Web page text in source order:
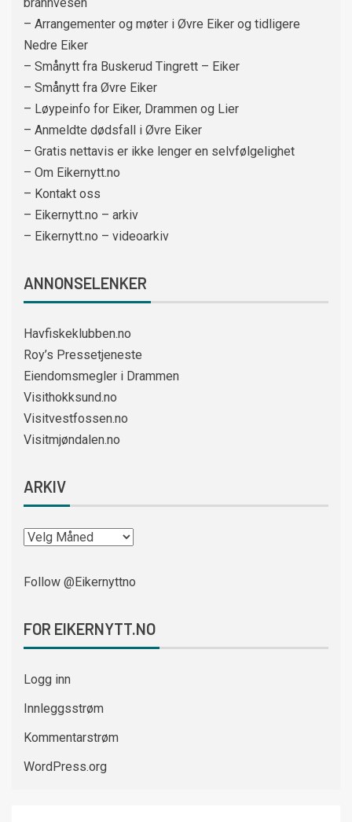
– Arrangementer og møter i Øvre Eiker og tidligere
Nedre Eiker
– Smånytt fra Buskerud Tingrett – Eiker
– Smånytt fra Øvre Eiker
– Løypeinfo for Eiker, Drammen og Lier
– Anmeldte dødsfall i Øvre Eiker
– Gratis nettavis er ikke lenger en selvfølgelighet
– Om Eikernytt.no
– Kontakt oss
– Eikernytt.no – arkiv
– Eikernytt.no – videoarkiv
ANNONSELENKER
Havfiskeklubben.no
Roy’s Pressetjeneste
Eiendomsmegler i Drammen
Visithokksund.no
Visitvestfossen.no
Visitmjøndalen.no
ARKIV
Follow @Eikernyttno
FOR EIKERNYTT.NO
Logg inn
Innleggsstrøm
Kommentarstrøm
WordPress.org